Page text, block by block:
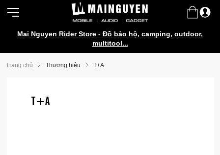
Mai Nguyen Rider Store - Đồ bảo hộ, camping, outdoor,
multitool...
Trang chủ Thương hiệu T+A
T+A